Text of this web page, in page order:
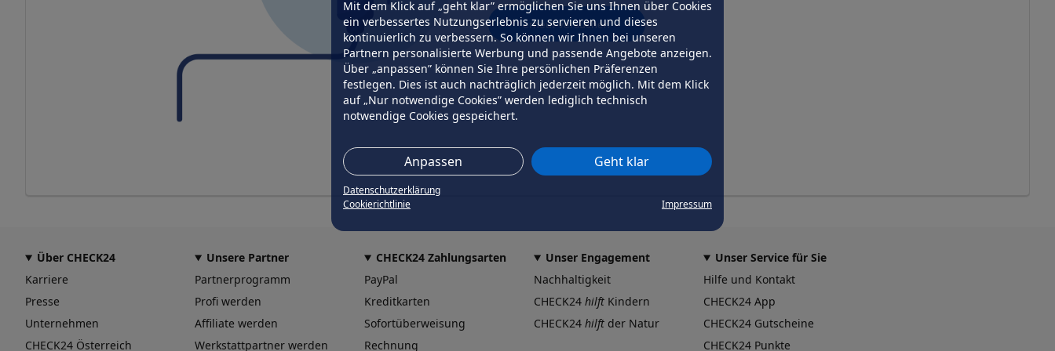
Mit dem Klick auf „geht klar” ermöglichen Sie uns Ihnen über Cookies
ein verbessertes Nutzungserlebnis zu servieren und dieses
kontinuierlich zu verbessern. So können wir Ihnen bei unseren
Partnern personalisierte Werbung und passende Angebote anzeigen.
Über „anpassen” können Sie Ihre persönlichen Präferenzen
festlegen. Dies ist auch nachträglich jederzeit möglich. Mit dem Klick
auf „Nur notwendige Cookies” werden lediglich technisch
notwendige Cookies gespeichert.
Anpassen Geht klar
Datenschutzerklärung
Cookierichtlinie
Impressum
erneut versuchen
Über CHECK24
Karriere
Presse
Unternehmen
CHECK24 Österreich
Unsere Partner
Partnerprogramm
Profi werden
Affiliate werden
Werkstattpartner werden
CHECK24 Zahlungsarten
PayPal
Kreditkarten
Sofortüberweisung
Rechnung
Unser Engagement
Nachhaltigkeit
CHECK24 hilft Kindern
CHECK24 hilft der Natur
Unser Service für Sie
Hilfe und Kontakt
CHECK24 App
CHECK24 Gutscheine
CHECK24 Punkte